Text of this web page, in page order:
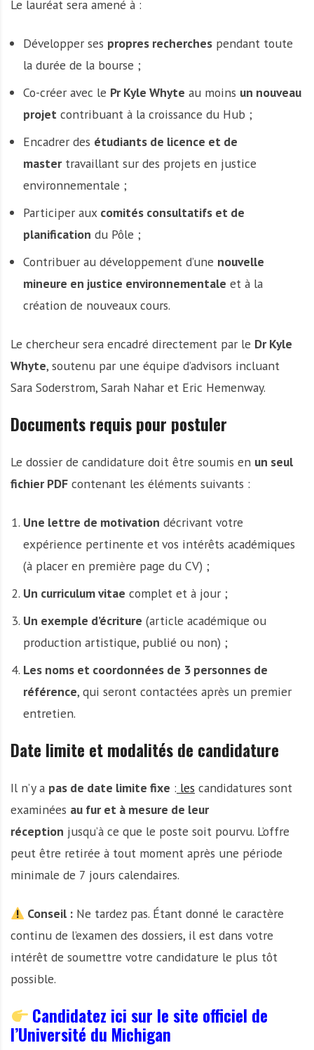
Le lauréat sera amené à :
Développer ses propres recherchespendant toute
la durée de la bourse ;
Co-créer avec le Pr Kyle Whyte au moins un nouveau
projetcontribuant à la croissance du Hub ;
Encadrer des étudiants de licence et de
mastertravaillant sur des projets en justice
environnementale ;
Participer aux comités consultatifs et de
planification du Pôle ;
Contribuer au développement d’une nouvelle
mineure en justice environnementale et à la
création de nouveaux cours.
Le chercheur sera encadré directement par le Dr Kyle
Whyte, soutenu par une équipe d’advisors incluant
Sara Soderstrom, Sarah Nahar et Eric Hemenway.
Documents requis pour postuler
Le dossier de candidature doit être soumis en un seul
fichier PDF contenant les éléments suivants :
Une lettre de motivation décrivant votre
expérience pertinente et vos intérêts académiques
(à placer en première page du CV) ;
Un curriculum vitae complet et à jour ;
Un exemple d’écriture (article académique ou
production artistique, publié ou non) ;
Les noms et coordonnées de 3 personnes de
référence, qui seront contactées après un premier
entretien.
Date limite et modalités de candidature
Il n’y a pas de date limite fixe : les candidatures sont
examinées au fur et à mesure de leur
réception jusqu’à ce que le poste soit pourvu. L’offre
peut être retirée à tout moment après une période
minimale de 7 jours calendaires.
Conseil : Ne tardez pas. Étant donné le caractère
continu de l’examen des dossiers, il est dans votre
intérêt de soumettre votre candidature le plus tôt
possible.
Candidatez ici sur le site officiel de
l’Université du Michigan